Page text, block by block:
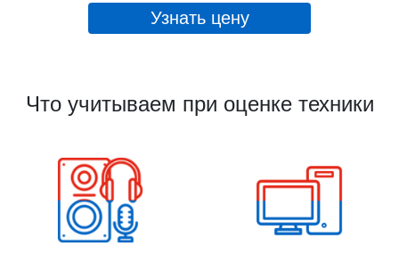
Узнать цену
Что учитываем при оценке техники